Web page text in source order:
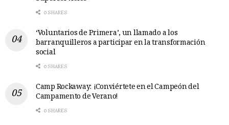
0 SHARES
‘Voluntarios de Primera’, un llamado a los
barranquilleros a participar en la transformación
social
0 SHARES
Camp Rockaway: ¡Conviértete en el Campeón del
Campamento de Verano!
0 SHARES